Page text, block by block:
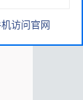
访问官网